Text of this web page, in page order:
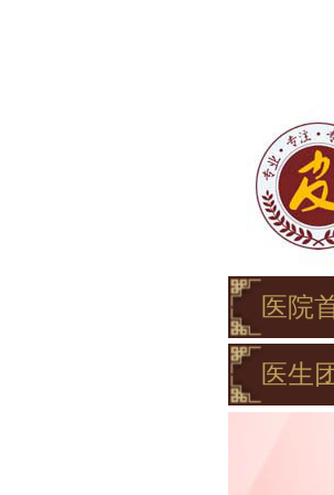
医院
医生